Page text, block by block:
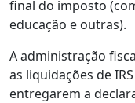
final do imposto
educação e outras).
A administração
as liquidações de
entregarem a